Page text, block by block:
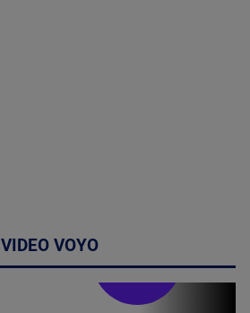
VIDEO VOYO